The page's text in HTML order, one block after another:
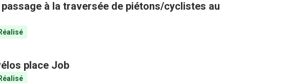
à la traversée de piétons/cyclistes au
Réalisé
place Job
Réalisé